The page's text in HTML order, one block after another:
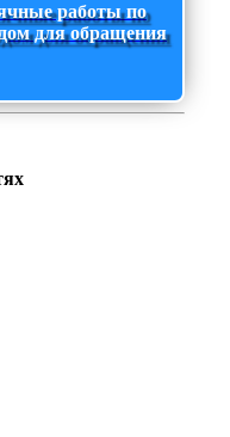
работы по
для обращения